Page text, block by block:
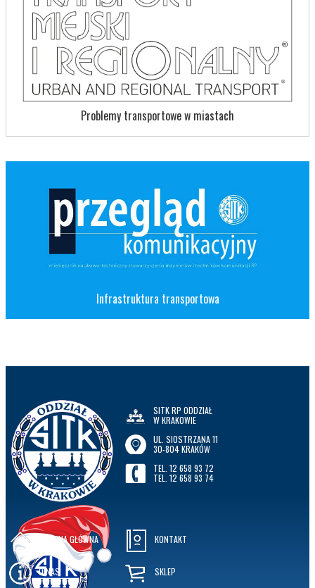
Problemy transportowe w miastach
Infrastruktura transportowa
SITK RP ODDZIAŁ
W KRAKOWIE
UL. SIOSTRZANA 11
30-804 KRAKÓW
TEL. 12 658 93 72
TEL. 12 658 93 74
STRONA GŁÓWNA
O NAS
KONTAKT
SKLEP